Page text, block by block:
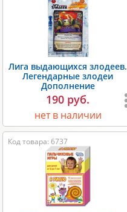
Лига выдающихся злодеев.
Легендарные злодеи
Дополнение
190 руб.
нет в наличии
Код товара: 6737